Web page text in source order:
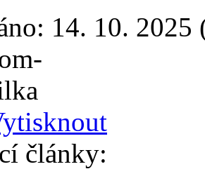
14. 10. 2025
články: